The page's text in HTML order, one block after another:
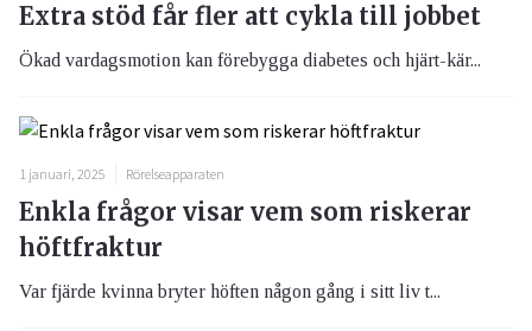
Extra stöd får fler att cykla till jobbet
Ökad vardagsmotion kan förebygga diabetes och hjärt-kär...
1 januari, 2025 Rörelseapparaten
Enkla frågor visar vem som riskerar
höftfraktur
Var fjärde kvinna bryter höften någon gång i sitt liv t...